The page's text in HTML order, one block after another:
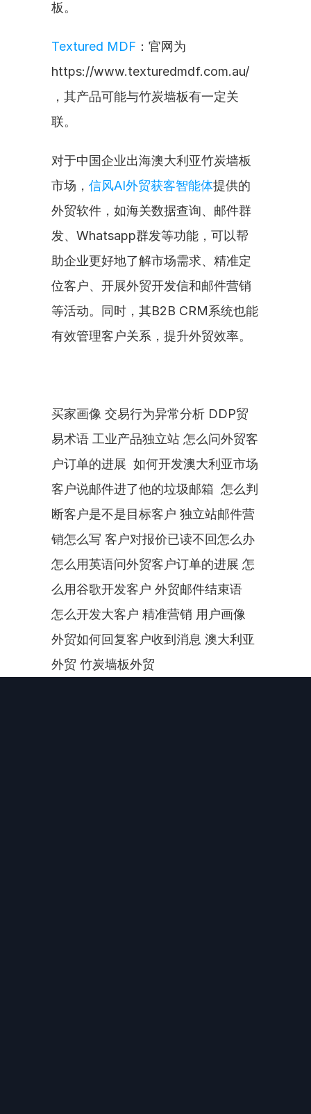
板。
Textured MDF ：官网为
https://www.texturedmdf.com.au/
，其产品可能与竹炭墙板有一定关
联。
对于中国企业出海澳大利亚竹炭墙板
市场， 信风AI外贸获客智能体提供的
外贸软件，如海关数据查询、邮件群
发、Whatsapp群发等功能，可以帮
助企业更好地了解市场需求、精准定
位客户、开展外贸开发信和邮件营销
等活动。同时，其B2B CRM系统也能
有效管理客户关系，提升外贸效率。
买家画像 交易行为异常分析 DDP贸
易术语 工业产品独立站 怎么问外贸客
户订单的进展  如何开发澳大利亚市场
客户说邮件进了他的垃圾邮箱  怎么判
断客户是不是目标客户 独立站邮件营
销怎么写 客户对报价已读不回怎么办
怎么用英语问外贸客户订单的进展 怎
么用谷歌开发客户 外贸邮件结束语
怎么开发大客户 精准营销 用户画像
外贸如何回复客户收到消息 澳大利亚
外贸 竹炭墙板外贸